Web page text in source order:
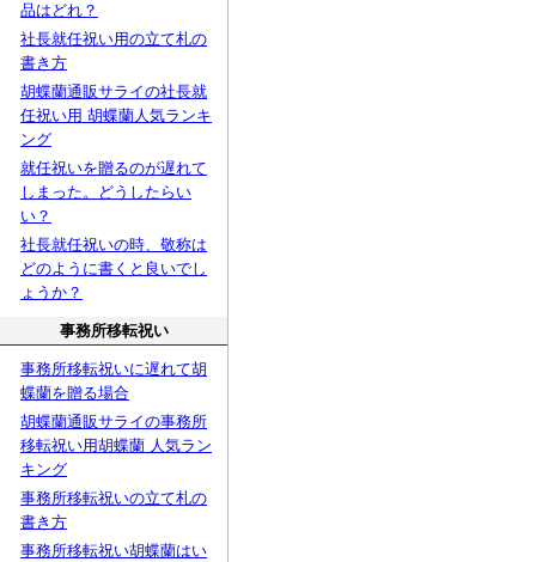
品はどれ？
社長就任祝い用の立て札の
書き方
胡蝶蘭通販サライの社長就
任祝い用 胡蝶蘭人気ランキ
ング
就任祝いを贈るのが遅れて
しまった。どうしたらい
い？
社長就任祝いの時、敬称は
どのように書くと良いでし
ょうか？
事務所移転祝い
事務所移転祝いに遅れて胡
蝶蘭を贈る場合
胡蝶蘭通販サライの事務所
移転祝い用胡蝶蘭 人気ラン
キング
事務所移転祝いの立て札の
書き方
事務所移転祝い胡蝶蘭はい